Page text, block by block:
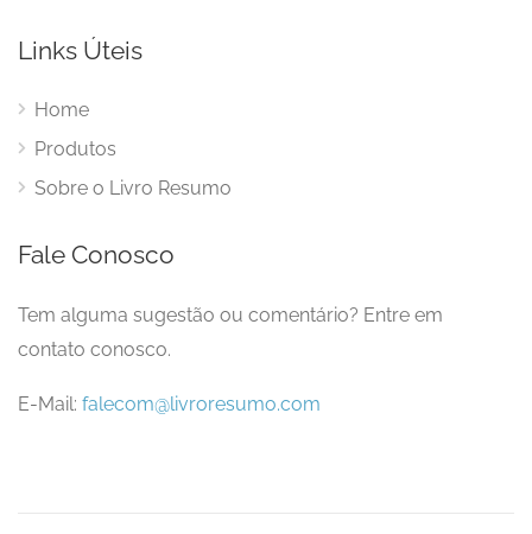
Links Úteis
Home
Produtos
Sobre o Livro Resumo
Fale Conosco
Tem alguma sugestão ou comentário? Entre em
contato conosco.
E-Mail: falecom@livroresumo.com